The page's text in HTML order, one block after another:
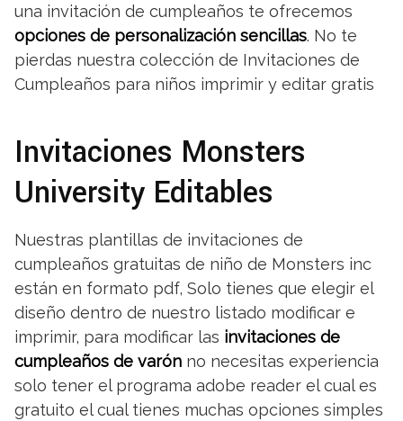
una invitación de cumpleaños te ofrecemos
opciones de personalización sencillas. No te
pierdas nuestra colección de Invitaciones de
Cumpleaños para niños imprimir y editar gratis
Invitaciones Monsters
University Editables
Nuestras plantillas de invitaciones de
cumpleaños gratuitas de niño de Monsters inc
están en formato pdf, Solo tienes que elegir el
diseño dentro de nuestro listado modificar e
imprimir, para modificar las invitaciones de
cumpleaños de varón no necesitas experiencia
solo tener el programa adobe reader el cual es
gratuito el cual tienes muchas opciones simples